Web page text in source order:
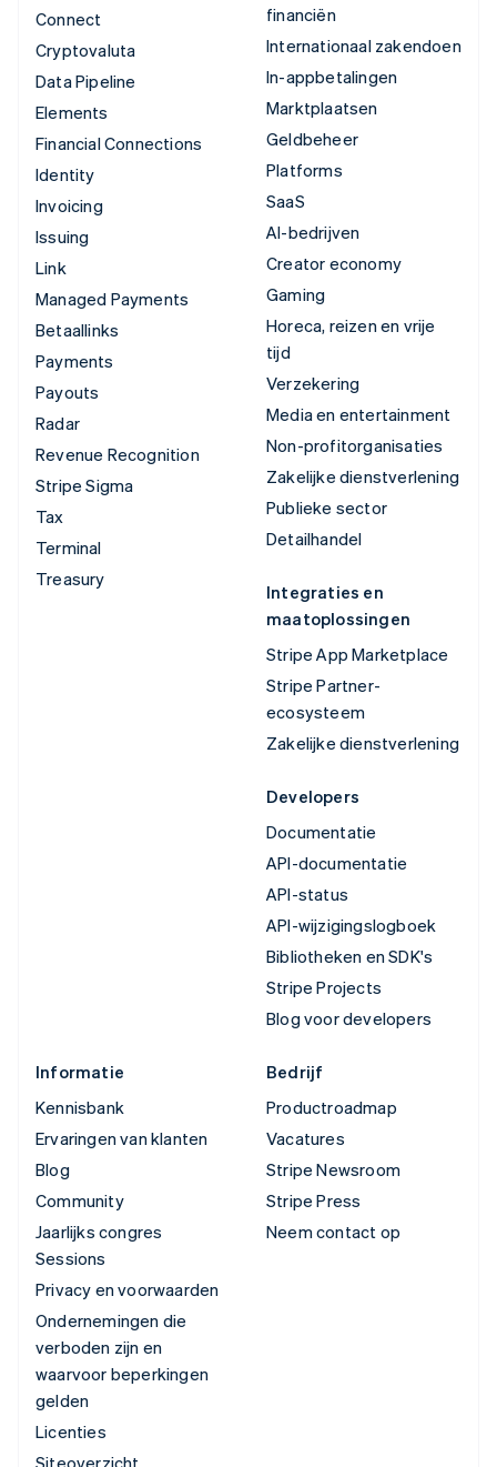
Connect
Cryptovaluta
Data Pipeline
Elements
Financial Connections
Identity
Invoicing
Issuing
Link
Managed Payments
Betaallinks
Payments
Payouts
Radar
Revenue Recognition
Stripe Sigma
Tax
Terminal
Treasury
financiën
Internationaal zakendoen
In-appbetalingen
Marktplaatsen
Geldbeheer
Platforms
SaaS
AI-bedrijven
Creator economy
Gaming
Horeca, reizen en vrije
tijd
Verzekering
Media en entertainment
Non-profitorganisaties
Zakelijke dienstverlening
Publieke sector
Detailhandel
Integraties en
maatoplossingen
Stripe App Marketplace
Stripe Partner-
ecosysteem
Zakelijke dienstverlening
Developers
Documentatie
API-documentatie
API-status
API-wijzigingslogboek
Bibliotheken en SDK's
Stripe Projects
Blog voor developers
Informatie
Kennisbank
Ervaringen van klanten
Blog
Community
Jaarlijks congres
Sessions
Privacy en voorwaarden
Ondernemingen die
verboden zijn en
waarvoor beperkingen
gelden
Licenties
Siteoverzicht
Bedrijf
Productroadmap
Vacatures
Stripe Newsroom
Stripe Press
Neem contact op